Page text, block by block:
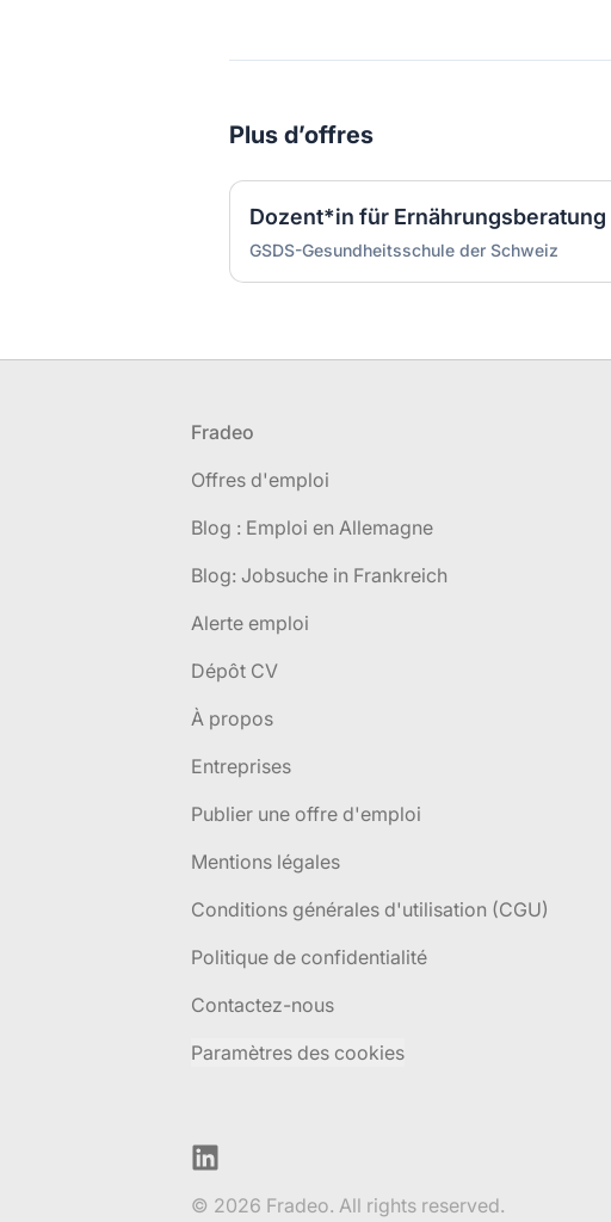
Plus d’offres
Dozent*in für Ernährungsberatung
GSDS-Gesundheitsschule der Schweiz
Fradeo
Offres d'emploi
Blog : Emploi en Allemagne
Blog: Jobsuche in Frankreich
Alerte emploi
Dépôt CV
À propos
Entreprises
Publier une offre d'emploi
Mentions légales
Conditions générales d'utilisation (CGU)
Politique de confidentialité
Contactez-nous
Paramètres des cookies
LinkedIn
© 2026 Fradeo. All rights reserved.